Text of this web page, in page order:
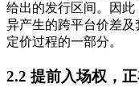
给出的发行区间。因此
异产生的跨平台价差
定价过程的一部分。
2.2 提前入场权，